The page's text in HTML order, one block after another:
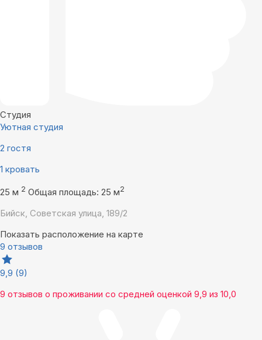
Студия
Уютная студия
2 гостя
1 кровать
25 м 2 Общая площадь: 25 м2
Бийск, Советская улица, 189/2
Показать расположение на карте
9 отзывов
9,9 (9)
9 отзывов о проживании со средней оценкой 9,9 из 10,0